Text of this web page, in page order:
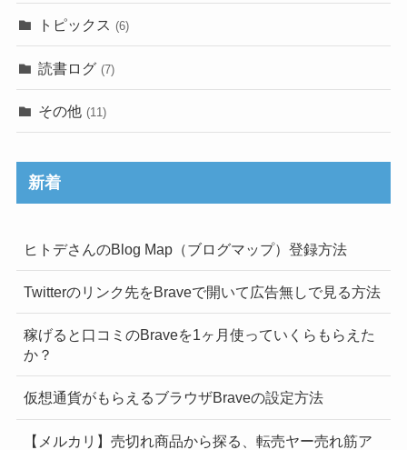
トピックス (6)
読書ログ (7)
その他 (11)
新着
ヒトデさんのBlog Map（ブログマップ）登録方法
Twitterのリンク先をBraveで開いて広告無しで見る方法
稼げると口コミのBraveを1ヶ月使っていくらもらえた
か？
仮想通貨がもらえるブラウザBraveの設定方法
【メルカリ】売切れ商品から探る、転売ヤー売れ筋ア